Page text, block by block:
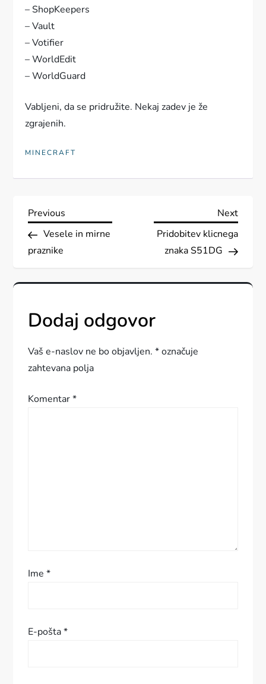
– ShopKeepers
– Vault
– Votifier
– WorldEdit
– WorldGuard
Vabljeni, da se pridružite. Nekaj zadev je že
zgrajenih.
MINECRAFT
N
a
g
a
s
e
Previous
Post
Previous
Vesele in mirne
praznike
Next
Post
Next
Pridobitev klicnega
znaka S51DG
Dodaj odgovor
Vaš e-naslov ne bo objavljen. *označuje
zahtevana polja
Komentar*
Ime*
E-pošta*